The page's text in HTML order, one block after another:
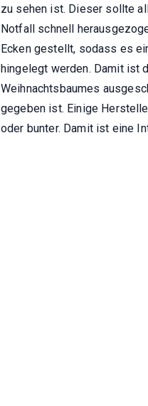
zu sehen ist. Dieser sollte
Notfall schnell
Ecken gestellt, sodass es
hingelegt werden. Damit ist
Weihnachtsbaumes
gegeben ist. Einige
oder bunter. Damit ist eine